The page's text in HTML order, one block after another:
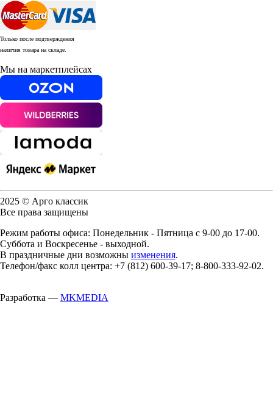
Только после подтверждения
наличия товара на складе.
Мы на маркетплейсах
2025 © Арго классик
Все права защищены
Режим работы офиса: Понедельник - Пятница с 9-00 до 17-00.
Суббота и Воскресенье - выходной.
В праздничные дни возможны изменения.
Телефон/факс колл центра: +7 (812) 600-39-17; 8-800-333-92-02.
Разработка — MKMEDIA